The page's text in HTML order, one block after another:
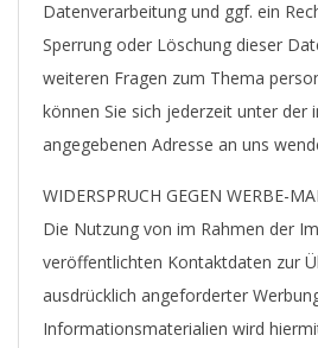
Datenverarbeitung und ggf. ein
Sperrung oder Löschung dieser
weiteren Fragen zum Thema
können Sie sich jederzeit unter der
angegebenen Adresse an uns
WIDERSPRUCH GEGEN WERBE-
Die Nutzung von im Rahmen der
veröffentlichten Kontaktdaten zur
ausdrücklich angeforderter
Informationsmaterialien wird